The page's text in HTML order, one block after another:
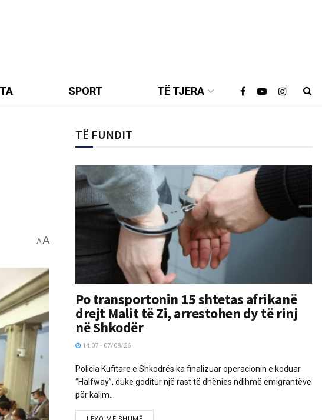
SPORT TË TJERA
AA
TË FUNDIT
Po transportonin 15 shtetas afrikanë
drejt Malit të Zi, arrestohen dy të rinj
në Shkodër
14:07 - 07/08/26
Policia Kufitare e Shkodrës ka finalizuar operacionin e koduar
“Halfway”, duke goditur një rast të dhënies ndihmë emigrantëve
për kalim...